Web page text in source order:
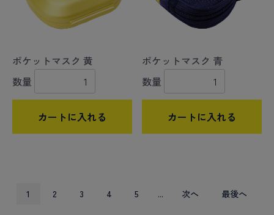
ポケットマスク 黄
数量
カートに入れる
ポケットマスク 青
数量
カートに入れる
1 2 3 4 5 ... 次へ 最後へ